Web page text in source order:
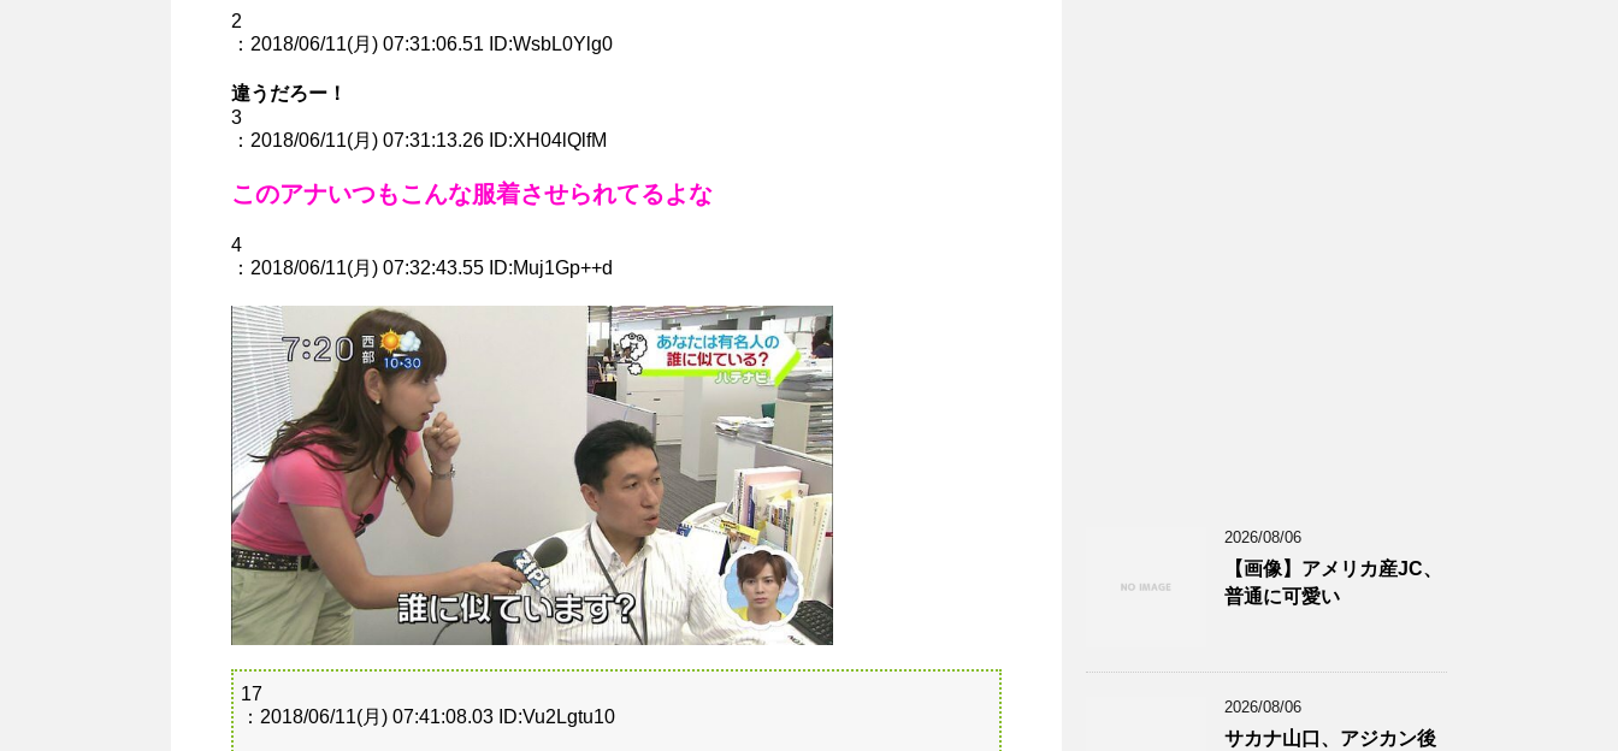
2
：2018/06/11(月) 07:31:06.51 ID:WsbL0Ylg0
違うだろー！
3
：2018/06/11(月) 07:31:13.26 ID:XH04lQlfM
このアナいつもこんな服着させられてるよな
4
：2018/06/11(月) 07:32:43.55 ID:Muj1Gp++d
17
：2018/06/11(月) 07:41:08.03 ID:Vu2Lgtu10
2026/08/06
【画像】アメリカ産JC、
普通に可愛い
2026/08/06
サカナ山口、アジカン後